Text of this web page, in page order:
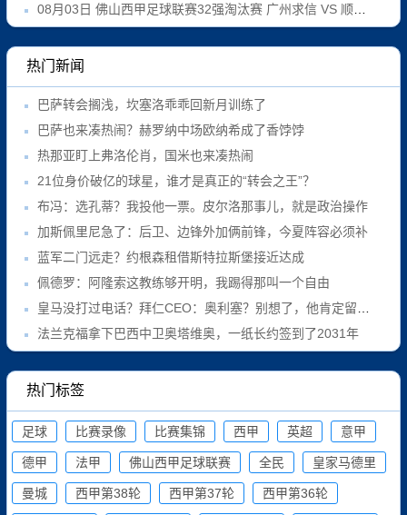
08月03日 佛山西甲足球联赛32强淘汰赛 广州求信 VS 顺德新青年 全场录像
热门新闻
巴萨转会搁浅，坎塞洛乖乖回新月训练了
巴萨也来凑热闹？赫罗纳中场欧纳希成了香饽饽
热那亚盯上弗洛伦肖，国米也来凑热闹
21位身价破亿的球星，谁才是真正的“转会之王”？
布冯：选孔蒂？我投他一票。皮尔洛那事儿，就是政治操作
加斯佩里尼急了：后卫、边锋外加俩前锋，今夏阵容必须补
蓝军二门远走？约根森租借斯特拉斯堡接近达成
佩德罗：阿隆索这教练够开明，我踢得那叫一个自由
皇马没打过电话？拜仁CEO：奥利塞？别想了，他肯定留队！
法兰克福拿下巴西中卫奥塔维奥，一纸长约签到了2031年
热门标签
足球 比赛录像 比赛集锦 西甲 英超 意甲
德甲 法甲 佛山西甲足球联赛 全民 皇家马德里
曼城 西甲第38轮 西甲第37轮 西甲第36轮